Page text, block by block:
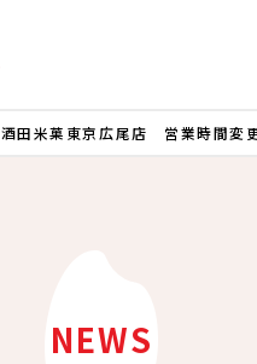
酒田米菓東京広尾店 営業時間変
NEWS